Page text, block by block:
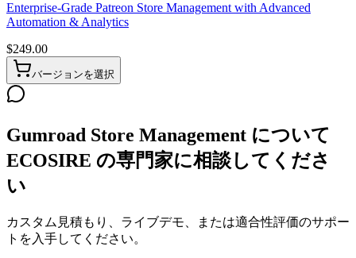
Enterprise-Grade Patreon Store Management with Advanced
Automation & Analytics
$249.00
バージョンを選択
Gumroad Store Management について
ECOSIRE の専門家に相談してくださ
い
カスタム見積もり、ライブデモ、または適合性評価のサポー
トを入手してください。